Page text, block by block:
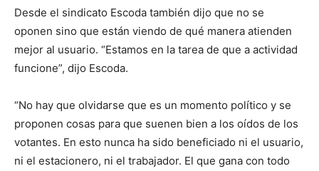
Desde el sindicato Escoda también dijo que no se
oponen sino que están viendo de qué manera atienden
mejor al usuario. “Estamos en la tarea de que a actividad
funcione”, dijo Escoda.
“No hay que olvidarse que es un momento político y se
proponen cosas para que suenen bien a los oídos de los
votantes. En esto nunca ha sido beneficiado ni el usuario,
ni el estacionero, ni el trabajador. El que gana con todo